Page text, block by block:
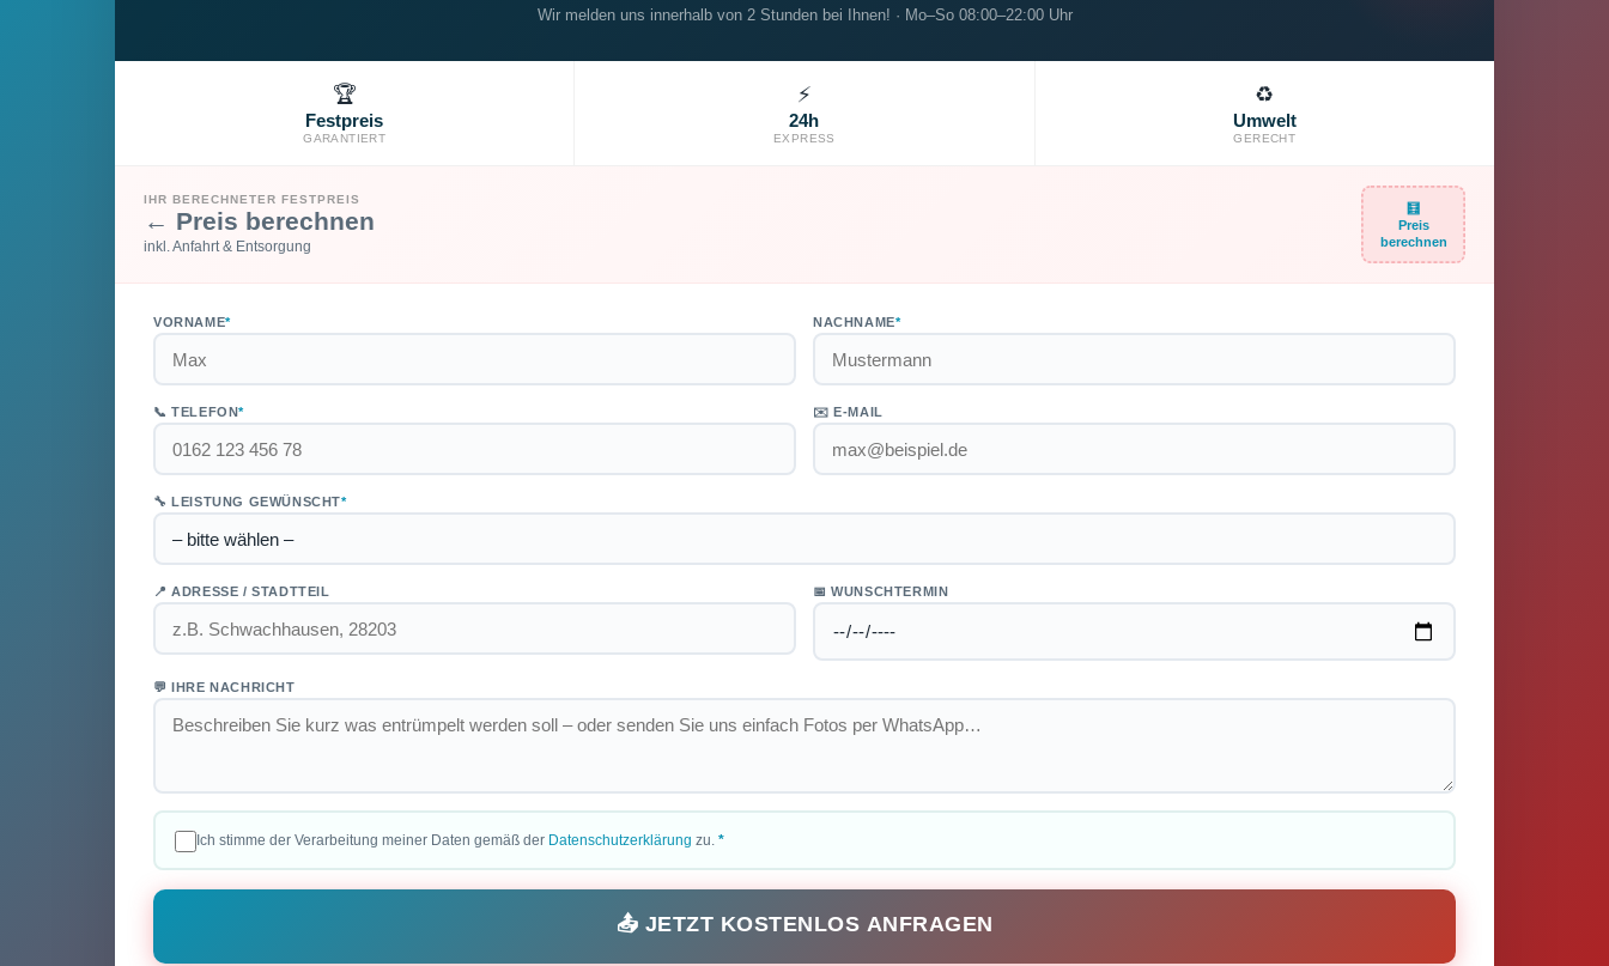
Wir melden uns innerhalb von 2 Stunden bei Ihnen! · Mo–So 08:00–22:00 Uhr
🏆
Festpreis
GARANTIERT
⚡
24h
EXPRESS
♻️
Umwelt
GERECHT
IHR BERECHNETER FESTPREIS
← Preis berechnen
inkl. Anfahrt & Entsorgung
🧮
Preis
berechnen
VORNAME* NACHNAME*
📞 TELEFON* ✉️ E-MAIL
🔧 LEISTUNG GEWÜNSCHT*
📍 ADRESSE / STADTTEIL 📅 WUNSCHTERMIN
💬 IHRE NACHRICHT
Ich stimme der Verarbeitung meiner Daten gemäß der Datenschutzerklärung zu. *
📤 JETZT KOSTENLOS ANFRAGEN